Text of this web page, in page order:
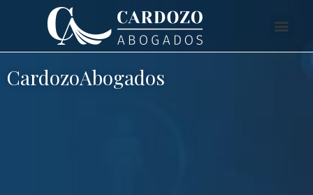
CardozoAbogados